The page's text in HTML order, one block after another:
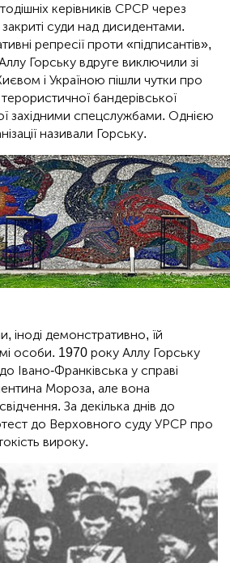
керівників СРСР через
суди над дисидентами.
репресії проти «підписантів»,
Горську вдруге виключили зі
і Україною пішли чутки про
терористичної бандерівської
західними спецслужбами. Однією
називали Горську.
іноді демонстративно, їй
особи. 1970 року Аллу Горську
Івано-Франківська у справі
Мороза, але вона
За декілька днів до
до Верховного суду УРСР про
вироку.